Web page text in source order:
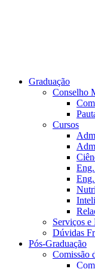
Graduação
Conselho
Cursos
Serviços e
Dúvidas
Pós-Graduação
Comissão